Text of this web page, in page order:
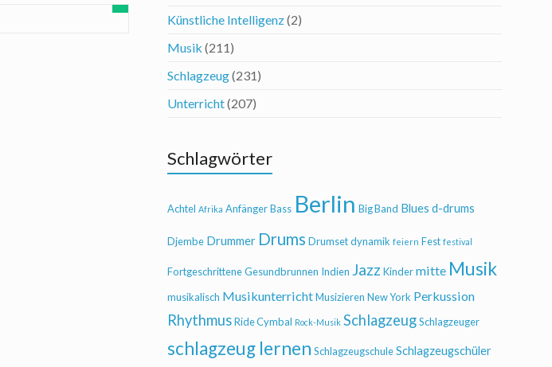
Künstliche Intelligenz(2)
Musik (211)
Schlagzeug(231)
Unterricht(207)
Schlagwörter
Achtel Afrika AnfängerBass Berlin Big Band Blues d-drums
Djembe Drummer Drums Drumsetdynamik feiern Fest festival
FortgeschritteneGesundbrunnen Indien Jazz Kindermitte Musik
musikalisch MusikunterrichtMusizieren New York Perkussion
RhythmusRide Cymbal Rock-Musik SchlagzeugSchlagzeuger
schlagzeug lernen SchlagzeugschuleSchlagzeugschüler